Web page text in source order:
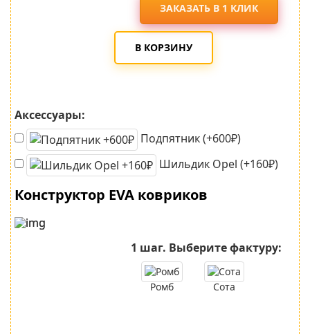
ЗАКАЗАТЬ В 1 КЛИК
В КОРЗИНУ
Аксессуары:
Подпятник (+600₽)
Шильдик Opel (+160₽)
Конструктор EVA ковриков
1 шаг. Выберите фактуру:
Ромб Сота